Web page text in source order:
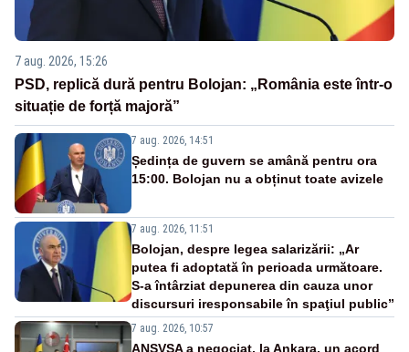
7 aug. 2026, 15:26
PSD, replică dură pentru Bolojan: „România este într-o
situație de forță majoră”
7 aug. 2026, 14:51
Ședința de guvern se amână pentru ora
15:00. Bolojan nu a obținut toate avizele
7 aug. 2026, 11:51
Bolojan, despre legea salarizării: „Ar
putea fi adoptată în perioada următoare.
S-a întârziat depunerea din cauza unor
discursuri iresponsabile în spaţiul public”
7 aug. 2026, 10:57
ANSVSA a negociat, la Ankara, un acord